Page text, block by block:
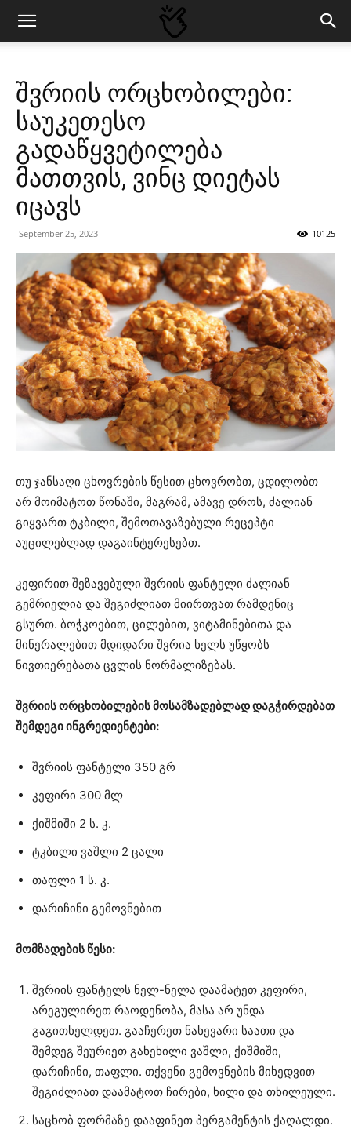
შვრიის ორცხობილები:
საუკეთესო
გადაწყვეტილება
მათთვის, ვინც დიეტას
იცავს
September 25, 2023 10125
თუ ჯანსაღი ცხოვრების წესით ცხოვრობთ, ცდილობთ
არ მოიმატოთ წონაში, მაგრამ, ამავე დროს, ძალიან
გიყვართ ტკბილი, შემოთავაზებული რეცეპტი
აუცილებლად დაგაინტერესებთ.
კეფირით შეზავებული შვრიის ფანტელი ძალიან
გემრიელია და შეგიძლიათ მიირთვათ რამდენიც
გსურთ. ბოჭკოებით, ცილებით, ვიტამინებითა და
მინერალებით მდიდარი შვრია ხელს უწყობს
ნივთიერებათა ცვლის ნორმალიზებას.
შვრიის ორცხობილების მოსამზადებლად დაგჭირდებათ
შემდეგი ინგრედიენტები:
შვრიის ფანტელი 350 გრ
კეფირი 300 მლ
ქიშმიში 2 ს. კ.
ტკბილი ვაშლი 2 ცალი
თაფლი 1 ს. კ.
დარიჩინი გემოვნებით
მომზადების წესი:
შვრიის ფანტელს ნელ-ნელა დაამატეთ კეფირი,
არეგულირეთ რაოდენობა, მასა არ უნდა
გაგითხელდეთ. გააჩერეთ ნახევარი საათი და
შემდეგ შეურიეთ გახეხილი ვაშლი, ქიშმიში,
დარიჩინი, თაფლი. თქვენი გემოვნების მიხედვით
შეგიძლიათ დაამატოთ ჩირები, ხილი და თხილეული.
საცხობ ფორმაზე დააფინეთ პერგამენტის ქაღალდი.